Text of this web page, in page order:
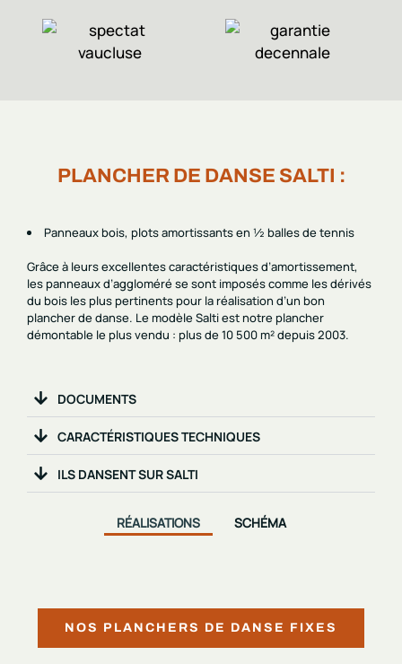
PLANCHER DE DANSE SALTI :
Panneaux bois, plots amortissants en ½ balles de tennis
Grâce à leurs excellentes caractéristiques d’amortissement,
les panneaux d’aggloméré se sont imposés comme les dérivés
du bois les plus pertinents pour la réalisation d’un bon
plancher de danse. Le modèle Salti est notre plancher
démontable le plus vendu : plus de 10 500 m² depuis 2003.
DOCUMENTS
CARACTÉRISTIQUES TECHNIQUES
ILS DANSENT SUR SALTI
RÉALISATIONS SCHÉMA
NOS PLANCHERS DE DANSE FIXES